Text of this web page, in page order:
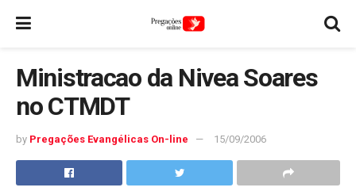
Ministracao da Nivea Soares
no CTMDT
by Pregações Evangélicas On-line 15/09/2006